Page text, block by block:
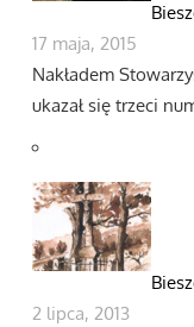
17 maja, 2015
Nakładem
ukazał się trzeci
2 lipca, 2013